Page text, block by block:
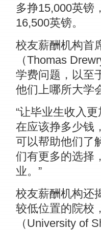
多挣15,000英镑
16,500英镑。
校友薪酬机构首
（Thomas
学费问题，以至
他们上哪所大学
“让毕业生收入
在应该挣多少钱
可以帮助他们了
们有更多的选择
业。”
校友薪酬机构还
较低位置的院校
（University of